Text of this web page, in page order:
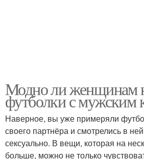
Модно ли женщинам
футболки с мужским
Наверное, вы уже примеряли
своего партнёра и смотрелись в
сексуально. В вещи, которая на
больше, можно не только